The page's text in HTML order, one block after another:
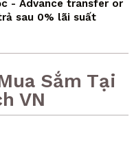
- Advance transfer or
sau 0% lãi suất
Sắm Tại
VN